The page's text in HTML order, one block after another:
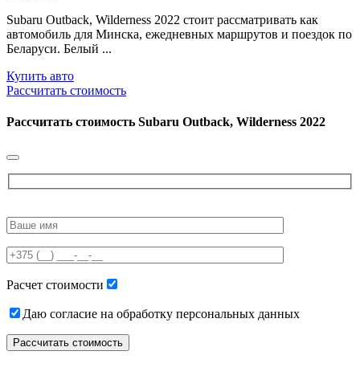
Subaru Outback, Wilderness 2022 стоит рассматривать как
автомобиль для Минска, ежедневных маршрутов и поездок по
Беларуси. Белый ...
Купить авто
Рассчитать стоимость
Рассчитать стоимость Subaru Outback, Wilderness 2022
leave
field
empty.
Расчет стоимости
Даю согласие на обработку персональных данных